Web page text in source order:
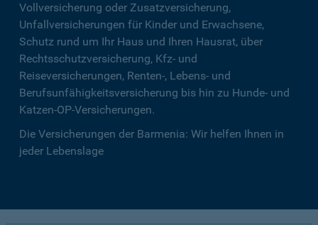
Vollversicherung oder Zusatzversicherung,
Unfallversicherungen für Kinder und Erwachsene,
Schutz rund um Ihr Haus und Ihren Hausrat, über
Rechtsschutzversicherung, Kfz- und
Reiseversicherungen, Renten-, Lebens- und
Berufsunfähigkeitsversicherung bis hin zu Hunde- und
Katzen-OP-Versicherungen.
Die Versicherungen der Barmenia: Wir helfen Ihnen in
jeder Lebenslage